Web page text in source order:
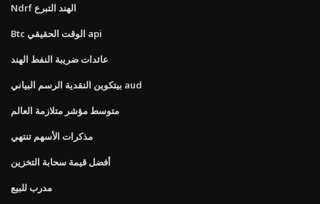
Ndrf الهند التبرع
Btc الوقت الحقيقي api
عائدات ضريبة النفط الهند
بيتكوين النقدية الرسم البياني aud
متوسط ​​مؤشر متلازمة العالم
مذكرات الأسهم تنتهي
أفضل قيمة سحابة التخزين
مدرب للبيع